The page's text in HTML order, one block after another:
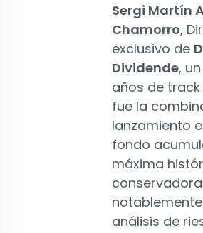
Sergi Martín
Chamorro,
exclusivo de
Dividende,
años de
fue la
lanzamiento
fondo
máxima
análisis de